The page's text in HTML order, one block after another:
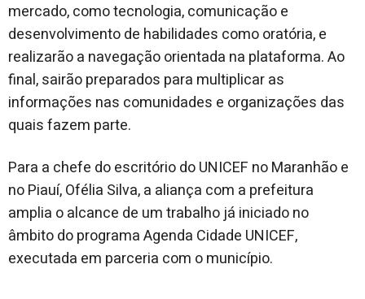
mercado, como tecnologia, comunicação e
desenvolvimento de habilidades como oratória, e
realizarão a navegação orientada na plataforma. Ao
final, sairão preparados para multiplicar as
informações nas comunidades e organizações das
quais fazem parte.
Para a chefe do escritório do UNICEF no Maranhão e
no Piauí, Ofélia Silva, a aliança com a prefeitura
amplia o alcance de um trabalho já iniciado no
âmbito do programa Agenda Cidade UNICEF,
executada em parceria com o município.